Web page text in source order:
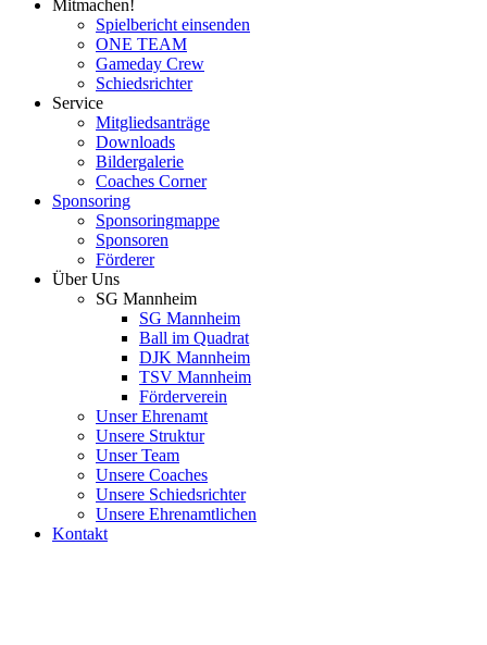
Mitmachen!
Spielbericht einsenden
ONE TEAM
Gameday Crew
Schiedsrichter
Service
Mitgliedsanträge
Downloads
Bildergalerie
Coaches Corner
Sponsoring
Sponsoringmappe
Sponsoren
Förderer
Über Uns
SG Mannheim
SG Mannheim
Ball im Quadrat
DJK Mannheim
TSV Mannheim
Förderverein
Unser Ehrenamt
Unsere Struktur
Unser Team
Unsere Coaches
Unsere Schiedsrichter
Unsere Ehrenamtlichen
Kontakt